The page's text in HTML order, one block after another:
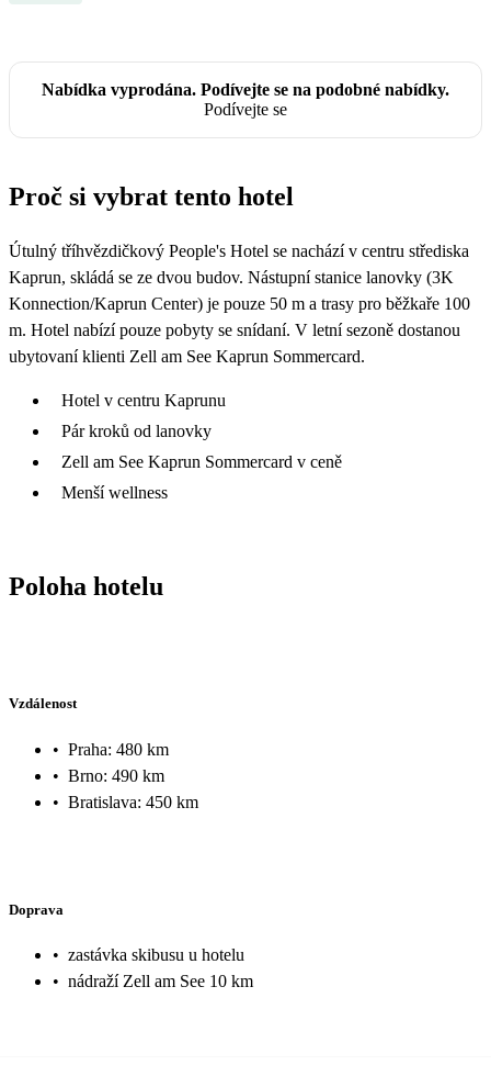
Nabídka vyprodána. Podívejte se na podobné nabídky.
Podívejte se
Proč si vybrat tento hotel
Útulný tříhvězdičkový People's Hotel se nachází v centru střediska
Kaprun, skládá se ze dvou budov. Nástupní stanice lanovky (3K
Konnection/Kaprun Center) je pouze 50 m a trasy pro běžkaře 100
m. Hotel nabízí pouze pobyty se snídaní. V letní sezoně dostanou
ubytovaní klienti Zell am See Kaprun Sommercard.
Hotel v centru Kaprunu
Pár kroků od lanovky
Zell am See Kaprun Sommercard v ceně
Menší wellness
Poloha hotelu
Vzdálenost
• Praha: 480 km
• Brno: 490 km
• Bratislava: 450 km
Doprava
• zastávka skibusu u hotelu
• nádraží Zell am See 10 km